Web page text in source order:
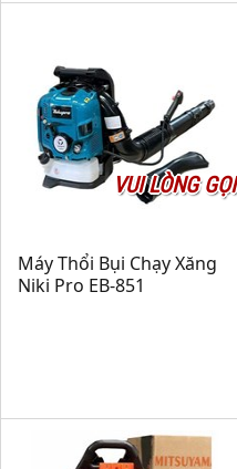
VUI LÒNG GỌI
Máy Thổi Bụi Chạy Xăng
Niki Pro EB-851